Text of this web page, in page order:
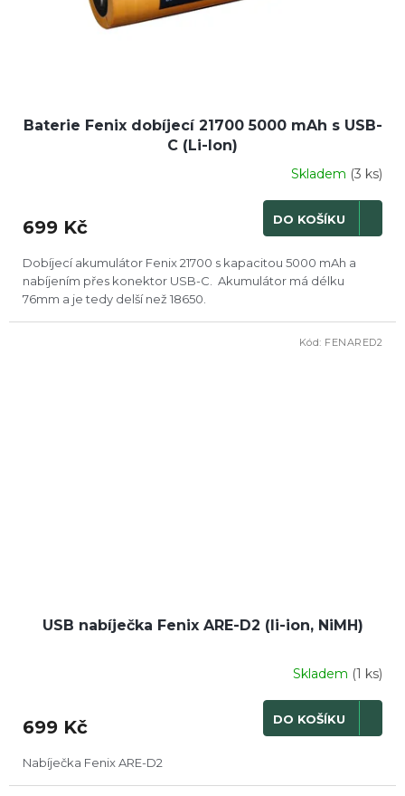
Baterie Fenix dobíjecí 21700 5000 mAh s USB-
C (Li-Ion)
Skladem (3 ks)
699 Kč DO KOŠÍKU
Dobíjecí akumulátor Fenix 21700 s kapacitou 5000 mAh a
nabíjením přes konektor USB-C. Akumulátor má délku
76mm a je tedy delší než 18650.
USB nabíječka Fenix ARE-D2 (li-ion, NiMH)
Skladem (1 ks)
699 Kč DO KOŠÍKU
Nabíječka Fenix ARE-D2
Kód: FENARED2